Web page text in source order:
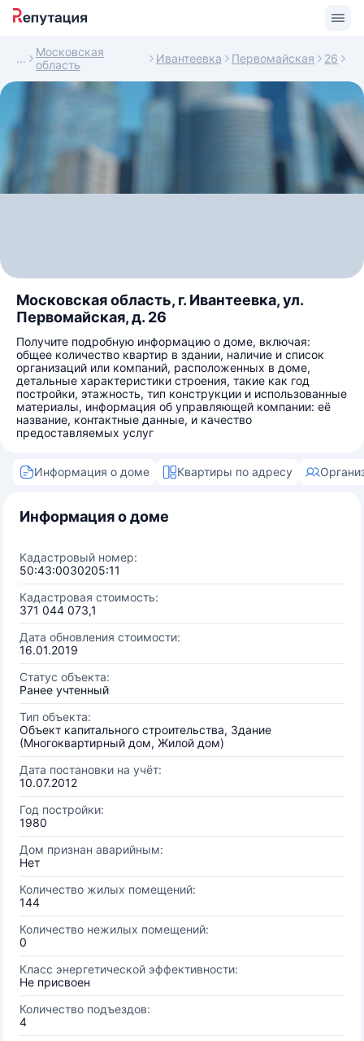
Московская
область
Ивантеевка Первомайская 26
Московская область, г. Ивантеевка, ул.
Первомайская, д. 26
Получите подробную информацию о доме, включая:
общее количество квартир в здании, наличие и список
организаций или компаний, расположенных в доме,
детальные характеристики строения, такие как год
постройки, этажность, тип конструкции и использованные
материалы, информация об управляющей компании: её
название, контактные данные, и качество
предоставляемых услуг
Информация о доме Квартиры по адресу
Информация о доме
Кадастровый номер:
50:43:0030205:11
Кадастровая стоимость:
371 044 073,1
Дата обновления стоимости:
16.01.2019
Статус объекта:
Ранее учтенный
Тип объекта:
Объект капитального строительства, Здание
(Многоквартирный дом, Жилой дом)
Дата постановки на учёт:
10.07.2012
Год постройки:
1980
Дом признан аварийным:
Нет
Количество жилых помещений:
144
Количество нежилых помещений:
0
Класс энергетической эффективности:
Не присвоен
Количество подъездов:
4